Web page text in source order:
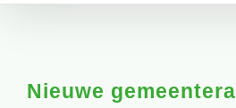
Nieuwe